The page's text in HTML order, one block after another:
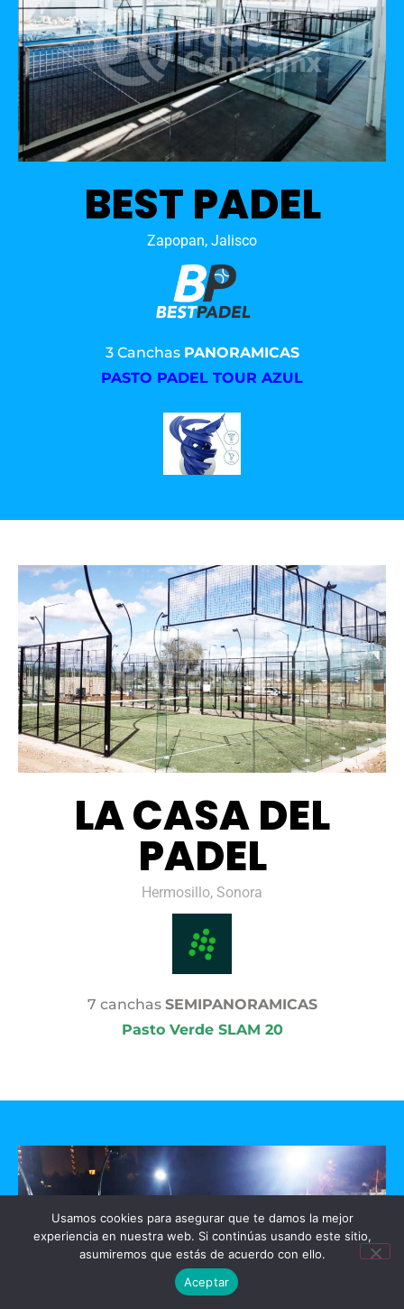
BEST PADEL
Zapopan, Jalisco
3 Canchas PANORAMICAS
PASTO PADEL TOUR AZUL
LA CASA DEL
PADEL
Hermosillo, Sonora
7 canchas SEMIPANORAMICAS
Pasto Verde SLAM 20
Usamos cookies para asegurar que te damos la mejor
experiencia en nuestra web. Si continúas usando este sitio,
asumiremos que estás de acuerdo con ello.
Aceptar